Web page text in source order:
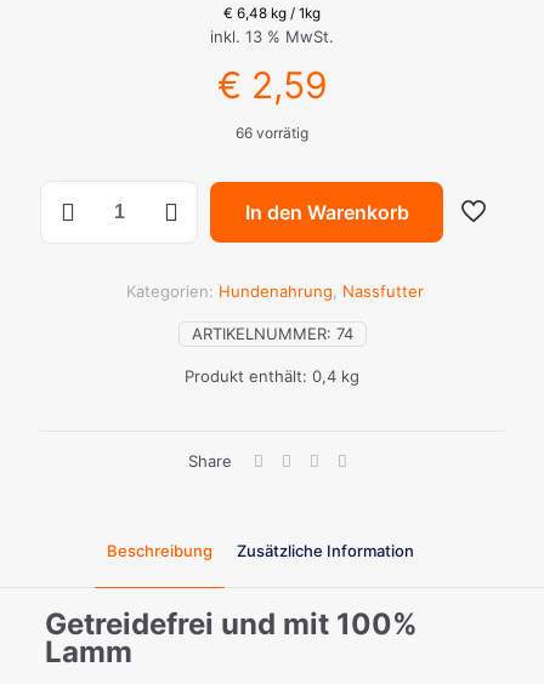
€ 6,48 kg / 1kg
inkl. 13 % MwSt.
€ 2,59
66 vorrätig
In den Warenkorb
Produkt enthält: 0,4 kg
ARTIKELNUMMER: 74
Kategorien: Hundenahrung Nassfutter
Share
Beschreibung Zusätzliche Information
Getreidefrei und mit 100%
Lamm